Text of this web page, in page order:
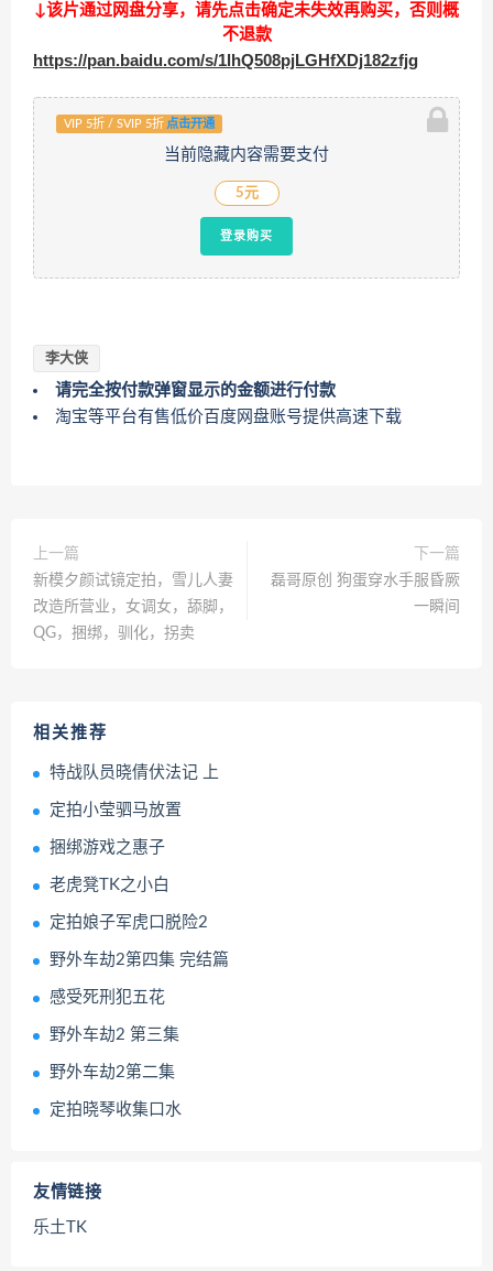
↓该片通过网盘分享，请先点击确定未失效再购买，否则概
不退款
https://pan.baidu.com/s/1lhQ508pjLGHfXDj182zfjg
VIP 5折 / SVIP 5折 点击开通
当前隐藏内容需要支付
5元
登录购买
李大侠
请完全按付款弹窗显示的金额进行付款
淘宝等平台有售低价百度网盘账号提供高速下载
上一篇
新模夕颜试镜定拍，雪儿人妻
改造所营业，女调女，舔脚，
QG，捆绑，驯化，拐卖
下一篇
磊哥原创 狗蛋穿水手服昏厥
一瞬间
相关推荐
特战队员晓倩伏法记 上
定拍小莹驷马放置
捆绑游戏之惠子
老虎凳TK之小白
定拍娘子军虎口脱险2
野外车劫2第四集 完结篇
感受死刑犯五花
野外车劫2 第三集
野外车劫2第二集
定拍晓琴收集口水
友情链接
乐土TK